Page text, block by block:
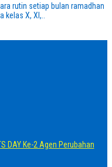
rutin setiap bulan ramadhan
kelas X, XI,..
DAY Ke-2 Agen Perubahan